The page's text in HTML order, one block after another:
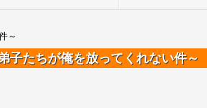
～
子たちが俺を放ってくれない件～